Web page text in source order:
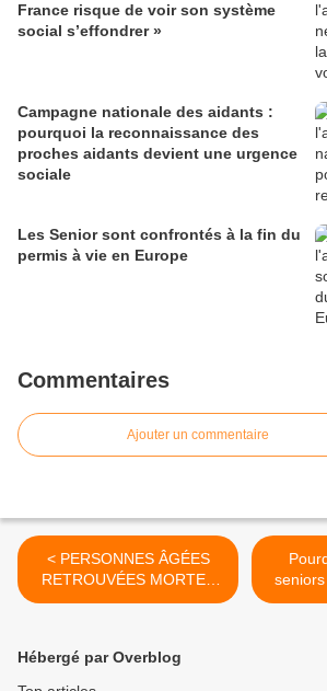
France risque de voir son système
social s’effondrer »
Campagne nationale des aidants :
pourquoi la reconnaissance des
proches aidants devient une urgence
sociale
Les Senior sont confrontés à la fin du
permis à vie en Europe
Commentaires
Ajouter un commentaire
< PERSONNES ÂGÉES
RETROUVÉES MORTES
CHEZ ELLES, bilan des
seniors
Hébergé par Overblog